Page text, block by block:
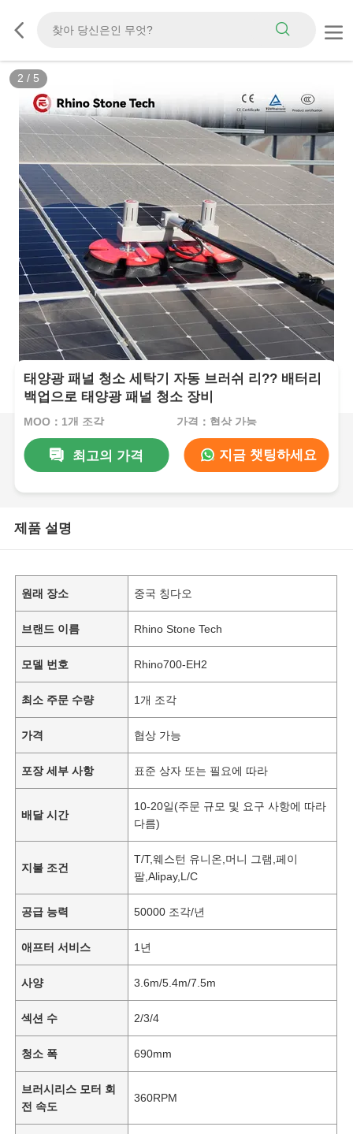
3 / 5
태양광 패널 청소 세탁기 자동 브러쉬 리?? 배터리
백업으로 태양광 패널 청소 장비
MOQ：1개 조각 가격：협상 가능
최고의 가격 지금 챗팅하세요
제품 설명
원래 장소 중국 칭다오
브랜드 이름 Rhino Stone Tech
모델 번호 Rhino700-EH2
최소 주문 수량 1개 조각
가격 협상 가능
포장 세부 사항 표준 상자 또는 필요에 따라
배달 시간
10-20일(주문 규모 및 요구 사항에 따라
다름)
지불 조건
T/T,웨스턴 유니온,머니 그램,페이
팔,Alipay,L/C
공급 능력 50000 조각/년
애프터 서비스 1년
사양 3.6m/5.4m/7.5m
섹션 수 2/3/4
청소 폭 690mm
브러시리스 모터 회
전 속도
360RPM